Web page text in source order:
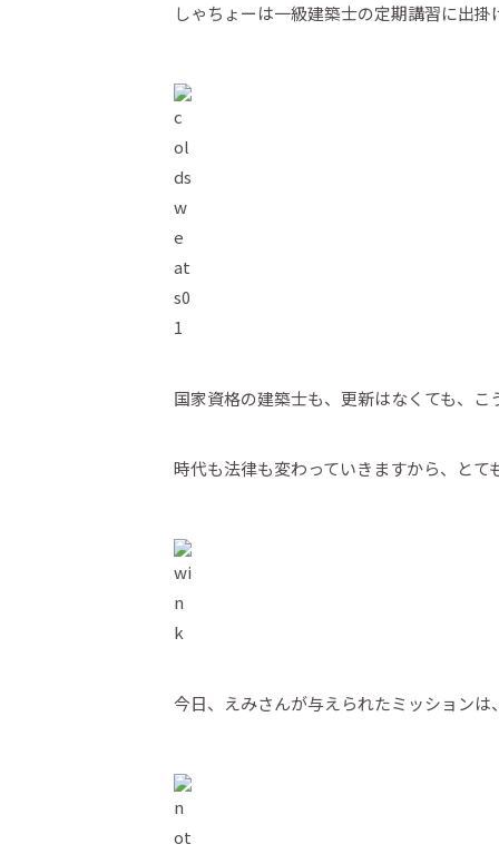
しゃちょーは一級建築士の定期講習に出掛
国家資格の建築士も、更新はなくても、こ
時代も法律も変わっていきますから、とて
今日、えみさんが与えられたミッション